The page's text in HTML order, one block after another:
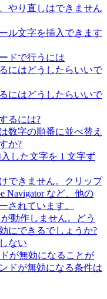
やり直しはできません
ル文字を挿入できます
ドで行うには
にはどうしたらいいで
にはどうしたらいいで
るには?
数字の順番に並べ替え
か?
した文字を 1 文字ず
できません。クリップ
Navigator など、他の
されています。
動作しません。どう
にできるでしょうか?
ない
が無効になることが
ドが無効になる条件は